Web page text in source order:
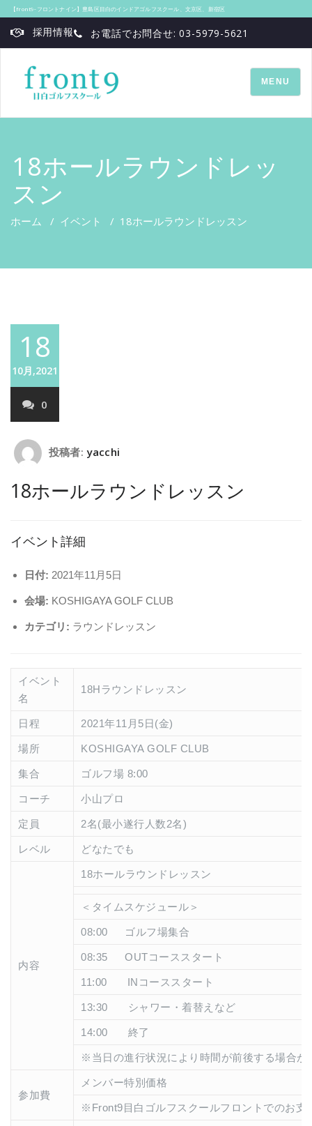
【front9‐フロントナイン】豊島区目白のインドアゴルフスクール、文京区、新宿区
採用情報 お電話でお問合せ: 03-5979-5621
TOGGLE
MENU
18ホールラウンドレッ
スン
ホーム / イベント / 18ホールラウンドレッスン
18
10月,2021
0
投稿者: yacchi
18ホールラウンドレッスン
イベント詳細
日付: 2021年11月5日
会場: KOSHIGAYA GOLF CLUB
カテゴリ: ラウンドレッスン
イベント
名
18Hラウンドレッスン
日程 2021年11月5日(金)
場所 KOSHIGAYA GOLF CLUB
集合 ゴルフ場 8:00
コーチ 小山プロ
定員 2名(最小遂行人数2名)
レベル どなたでも
内容
18ホールラウンドレッスン
＜タイムスケジュール＞
08:00 ゴルフ場集合
08:35 OUTコーススタート
11:00 INコーススタート
13:30 シャワー・着替えなど
14:00 終了
※当日の進行状況により時間が前後する場合が
参加費
メンバー特別価格
※Front9目白ゴルフスクールフロントでのお支